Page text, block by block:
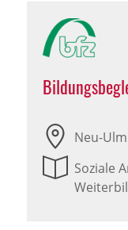
Neu-Ulm
Soziale